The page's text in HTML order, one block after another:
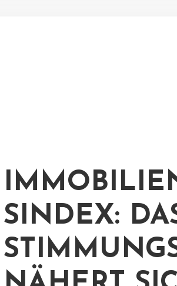
SINDEX: